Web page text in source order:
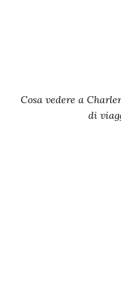
Cosa vedere a
di